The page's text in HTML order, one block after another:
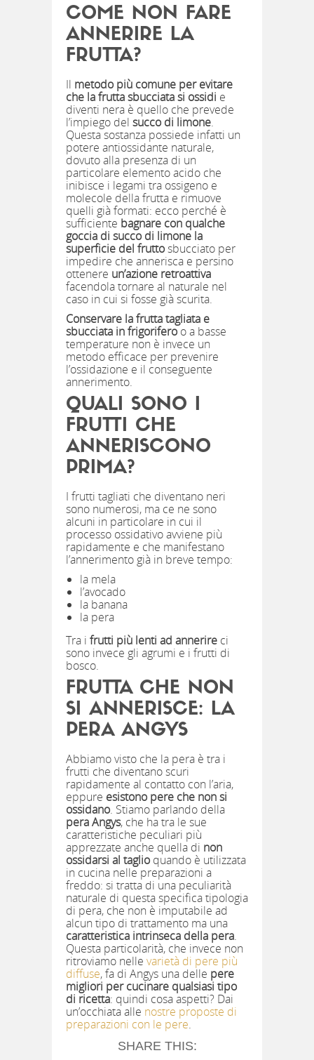
COME NON FARE
ANNERIRE LA
FRUTTA?
Il metodo più comune per evitare
che la frutta sbucciata si ossidi e
diventi nera è quello che prevede
l’impiego del succo di limone.
Questa sostanza possiede infatti un
potere antiossidante naturale,
dovuto alla presenza di un
particolare elemento acido che
inibisce i legami tra ossigeno e
molecole della frutta e rimuove
quelli già formati: ecco perché è
sufficiente bagnare con qualche
goccia di succo di limone la
superficie del fruttosbucciato per
impedire che annerisca e persino
ottenere un’azione retroattiva
facendola tornare al naturale nel
caso in cui si fosse già scurita.
Conservare la frutta tagliata e
sbucciata in frigorifero o a basse
temperature non è invece un
metodo efficace per prevenire
l’ossidazione e il conseguente
annerimento.
QUALI SONO I
FRUTTI CHE
ANNERISCONO
PRIMA?
I frutti tagliati che diventano neri
sono numerosi, ma ce ne sono
alcuni in particolare in cui il
processo ossidativo avviene più
rapidamente e che manifestano
l’annerimento già in breve tempo:
la mela
l’avocado
la banana
la pera
Tra i frutti più lenti ad annerire ci
sono invece gli agrumi e i frutti di
bosco.
FRUTTA CHE NON
SI ANNERISCE: LA
PERA ANGYS
Abbiamo visto che la pera è tra i
frutti che diventano scuri
rapidamente al contatto con l’aria,
eppure esistono pere che non si
ossidano. Stiamo parlando della
pera Angys, che ha tra le sue
caratteristiche peculiari più
apprezzate anche quella di non
ossidarsi al taglio quando è utilizzata
in cucina nelle preparazioni a
freddo: si tratta di una peculiarità
naturale di questa specifica tipologia
di pera, che non è imputabile ad
alcun tipo di trattamento ma una
caratteristica intrinseca della pera.
Questa particolarità, che invece non
ritroviamo nelle varietà di pere più
diffuse, fa di Angys una delle pere
migliori per cucinare qualsiasi tipo
di ricetta: quindi cosa aspetti? Dai
un’occhiata alle nostre proposte di
preparazioni con le pere.
SHARE THIS: